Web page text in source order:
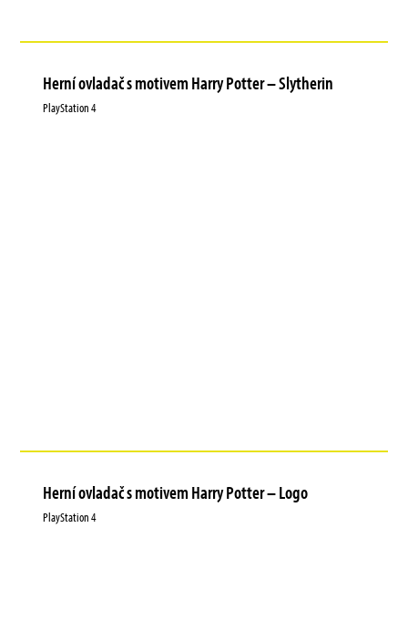
Herní ovladač s motivem Harry Potter – Slytherin
PlayStation 4
Herní ovladač s motivem Harry Potter – Logo
PlayStation 4